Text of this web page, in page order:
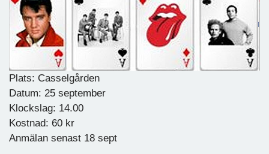
Plats: Casselgården
Datum: 25 september
Klockslag: 14.00
Kostnad: 60 kr
Anmälan senast 18 sept